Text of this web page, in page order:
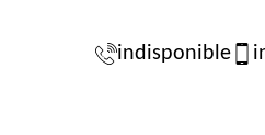
indisponible